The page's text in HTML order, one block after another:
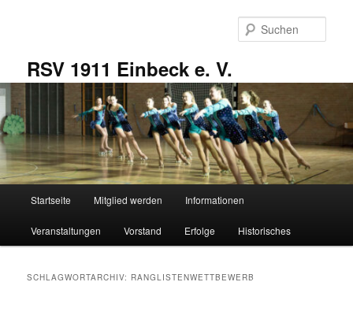
RSV 1911 Einbeck e. V.
Startseite Mitglied werden Informationen
Veranstaltungen Vorstand Erfolge Historisches
SCHLAGWORTARCHIV: RANGLISTENWETTBEWERB